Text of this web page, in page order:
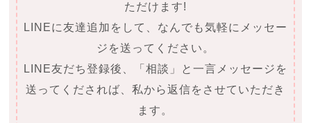
ただけます!
LINEに友達追加をして、なんでも気軽にメッセー
ジを送ってください。
LINE友だち登録後、「相談」と一言メッセージを
送ってくだされば、私から返信をさせていただき
ます。